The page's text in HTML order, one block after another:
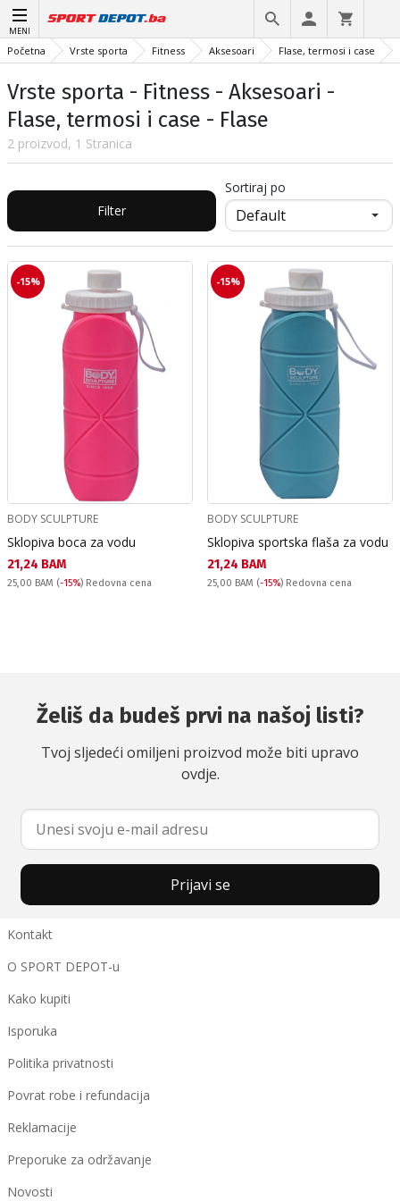
MENI
Početna Vrste sporta Fitness Aksesoari Flase, termosi i case
Vrste sporta - Fitness - Aksesoari -
Flase, termosi i case - Flase
2 proizvod, 1 Stranica
Filter
Sortiraj po
-15%
BODY SCULPTURE
Sklopiva boca za vodu
Текуща цена:
21,24 BAM
Redovna cena:
25,00 BAM (-15%) Redovna cena
-15%
BODY SCULPTURE
Sklopiva sportska flaša za vodu
Текуща цена:
21,24 BAM
Redovna cena:
25,00 BAM (-15%) Redovna cena
Želiš da budeš prvi na našoj listi?
Tvoj sljedeći omiljeni proizvod može biti upravo
ovdje.
Prijavi se
Kontakt
O SPORT DEPOT-u
Kako kupiti
Isporuka
Politika privatnosti
Povrat robe i refundacija
Reklamacije
Preporuke za održavanje
Novosti